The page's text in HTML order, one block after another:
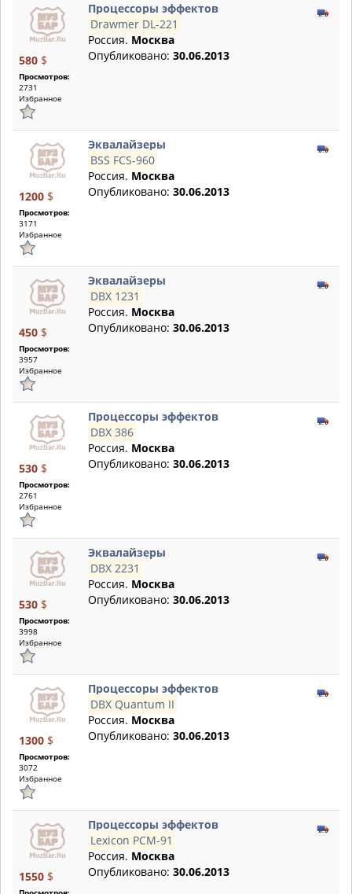
580 $
Просмотров:
2731
Избранное
Процессоры эффектов
Drawmer DL-221
Россия. Москва
Опубликовано: 30.06.2013
1200 $
Просмотров:
3171
Избранное
Эквалайзеры
BSS FCS-960
Россия. Москва
Опубликовано: 30.06.2013
450 $
Просмотров:
3957
Избранное
Эквалайзеры
DBX 1231
Россия. Москва
Опубликовано: 30.06.2013
530 $
Просмотров:
2761
Избранное
Процессоры эффектов
DBX 386
Россия. Москва
Опубликовано: 30.06.2013
530 $
Просмотров:
3998
Избранное
Эквалайзеры
DBX 2231
Россия. Москва
Опубликовано: 30.06.2013
1300 $
Просмотров:
3072
Избранное
Процессоры эффектов
DBX Quantum II
Россия. Москва
Опубликовано: 30.06.2013
1550 $
Процессоры эффектов
Lexicon PCM-91
Россия. Москва
Опубликовано: 30.06.2013